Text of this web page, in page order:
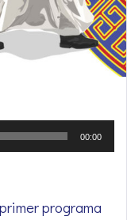
00:00
programa